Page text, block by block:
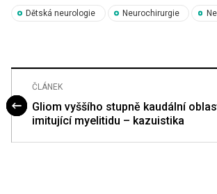
Dětská neurologie Neurochirurgie
ČLÁNEK
Gliom vyššího stupně kaudální
imitující myelitidu – kazuistika